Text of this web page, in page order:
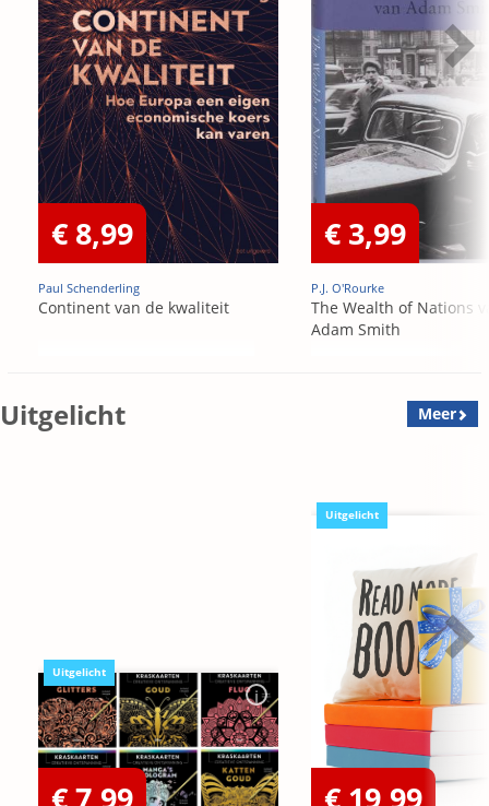
€ 8,99
Paul Schenderling
Continent van de kwaliteit
€ 3,99
P.J. O'Rourke
The Wealth of Nations
Adam Smith
Uitgelicht Meer
Uitgelicht
Uitgelicht